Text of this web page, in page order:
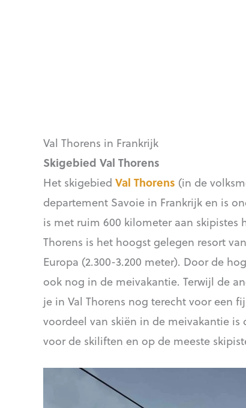
Val Thorens in Frankrijk
Skigebied Val Thorens
Het skigebied Val Thorens (in de
departement Savoie in Frankrijk en is
is met ruim 600 kilometer aan skipistes
Thorens is het hoogst gelegen resort
Europa (2.300-3.200 meter). Door de
ook nog in de meivakantie. Terwijl de
je in Val Thorens nog terecht voor een
voordeel van skiën in de meivakantie
voor de skiliften en op de meeste